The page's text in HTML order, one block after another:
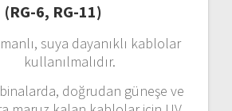
(RG-6, RG-11)
suya dayanıklı kablolar
kullanılmalıdır.
binalarda, doğrudan güneşe ve